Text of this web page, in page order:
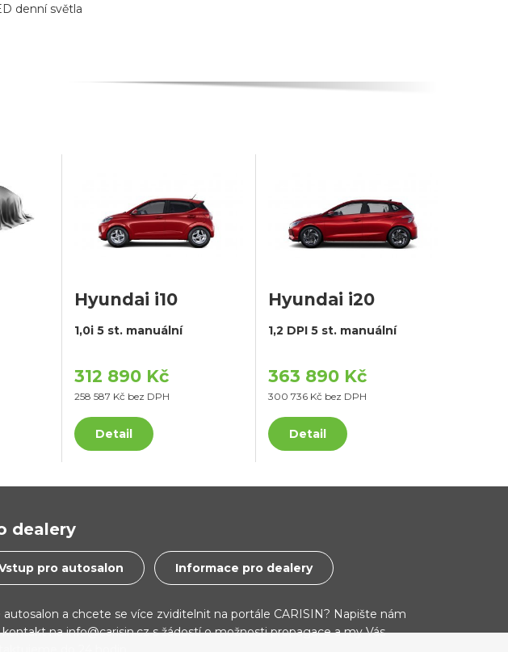
denní světla
Hyundai i10
1,0i 5 st. manuální
312 890 Kč
258 587 Kč bez DPH
Detail
Hyundai i20
1,2 DPI 5 st. manuální
363 890 Kč
300 736 Kč bez DPH
Detail
dealery
pro autosalon Informace pro dealery
autosalon a chcete se více zviditelnit na portále CARISIN? Napište nám
kontakt na info@carisin.cz s žádostí o možnosti propagace a my Vás